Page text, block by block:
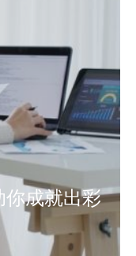
你成就出彩